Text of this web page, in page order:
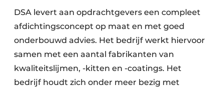
DSA levert aan opdrachtgevers een compleet
afdichtingsconcept op maat en met goed
onderbouwd advies. Het bedrijf werkt hiervoor
samen met een aantal fabrikanten van
kwaliteitslijmen, -kitten en -coatings. Het
bedrijf houdt zich onder meer bezig met